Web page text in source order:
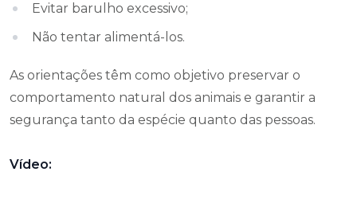
Evitar barulho excessivo;
Não tentar alimentá-los.
As orientações têm como objetivo preservar o
comportamento natural dos animais e garantir a
segurança tanto da espécie quanto das pessoas.
Vídeo: